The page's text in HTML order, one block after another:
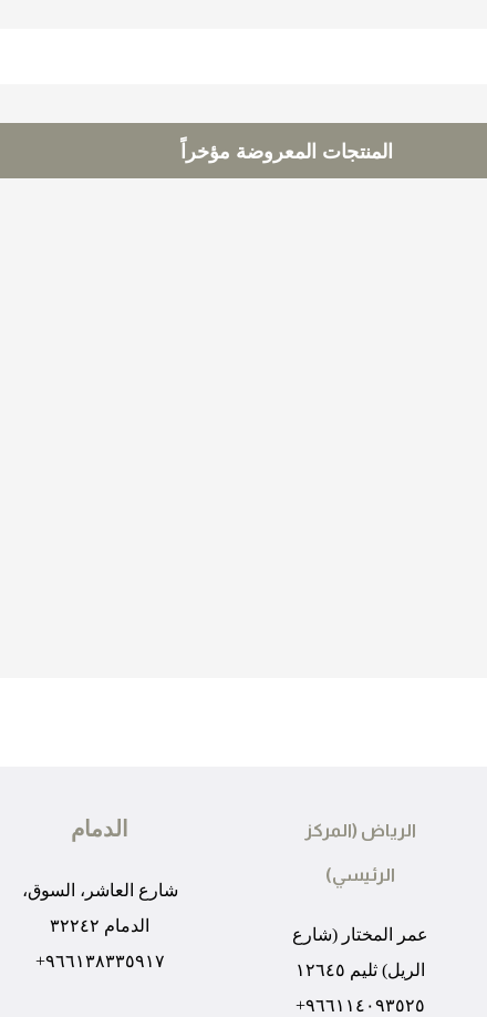
المنتجات المعروضة مؤخراً
الرياض (المركز
الرئيسي)
عمر المختار (شارع
الريل) ثليم ١٢٦٤٥
٩٦٦١١٤٠٩٣٥٢٥+
الدمام
شارع العاشر، السوق،
الدمام ٣٢٢٤٢
٩٦٦١٣٨٣٣٥٩١٧+